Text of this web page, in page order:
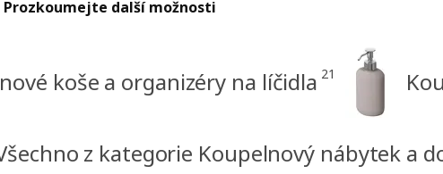
Prozkoumejte další možnosti
koše a organizéry na líčidla 21
z kategorie Koupelnový nábytek a